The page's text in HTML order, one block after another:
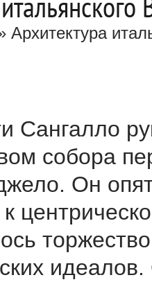
Архитектура
Сангалло
собора
Он
торжество